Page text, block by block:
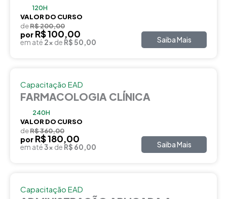
120H
VALOR DO CURSO
deR$ 200,00
por R$ 100,00
em até 2x de R$ 50,00 Saiba Mais
Capacitação EAD
FARMACOLOGIA CLÍNICA
240H
VALOR DO CURSO
deR$ 360,00
por R$ 180,00
em até3x de R$ 60,00 Saiba Mais
Capacitação EAD